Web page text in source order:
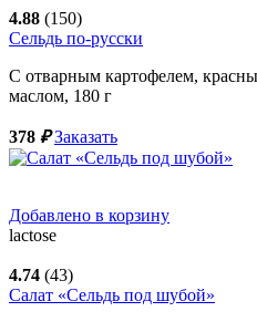
4.88 (150)
Сельдь по-русски
С отварным картофелем,
маслом, 180 г
378 ₽ Заказать
Добавлено в корзину
lactose
4.74 (43)
Салат «Сельдь под шубой»